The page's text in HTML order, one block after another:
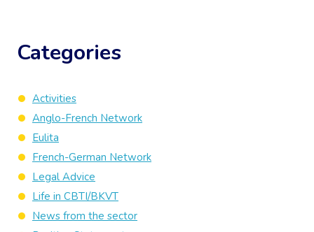
Categories
Activities
Anglo-French Network
Eulita
French-German Network
Legal Advice
Life in CBTI/BKVT
News from the sector